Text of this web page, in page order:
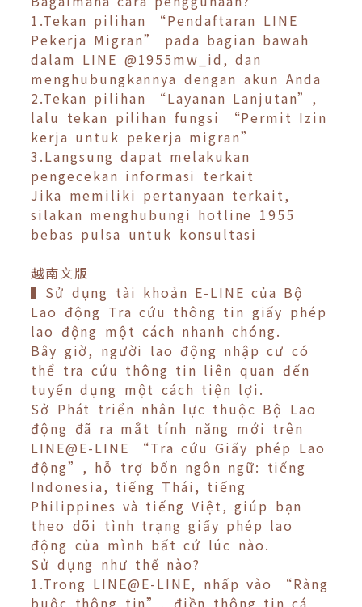
1.Tekan pilihan “Pendaftaran LINE
Pekerja Migran” pada bagian bawah
dalam LINE @1955mw_id, dan
menghubungkannya dengan akun Anda
2.Tekan pilihan “Layanan Lanjutan”,
lalu tekan pilihan fungsi “Permit Izin
kerja untuk pekerja migran”
3.Langsung dapat melakukan
pengecekan informasi terkait
Jika memiliki pertanyaan terkait,
silakan menghubungi hotline 1955
bebas pulsa untuk konsultasi
越南文版
▍Sử dụng tài khoản E-LINE của Bộ
Lao động Tra cứu thông tin giấy phép
lao động một cách nhanh chóng.
Bây giờ, người lao động nhập cư có
thể tra cứu thông tin liên quan đến
tuyển dụng một cách tiện lợi.
Sở Phát triển nhân lực thuộc Bộ Lao
động đã ra mắt tính năng mới trên
LINE@E-LINE “Tra cứu Giấy phép Lao
động”, hỗ trợ bốn ngôn ngữ: tiếng
Indonesia, tiếng Thái, tiếng
Philippines và tiếng Việt, giúp bạn
theo dõi tình trạng giấy phép lao
động của mình bất cứ lúc nào.
Sử dụng như thế nào?
1.Trong LINE@E-LINE, nhấp vào “Ràng